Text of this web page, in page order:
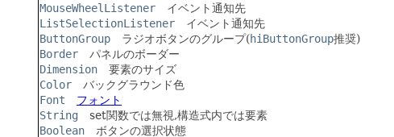
MouseWheelListener イベント通知先
ListSelectionListener イベント通知先
ButtonGroup ラジオボタンのグループ(hiButtonGroup推奨)
Border パネルのボーダー
Dimension 要素のサイズ
Color バックグラウンド色
Font
フォント
String set関数では無視,構造式内では要素
Boolean ボタンの選択状態